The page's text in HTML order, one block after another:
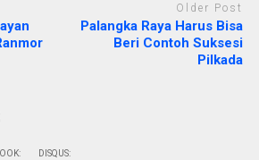
Older Post
Palangka Raya Harus Bisa
Beri Contoh Suksesi
Pilkada
DISQUS: